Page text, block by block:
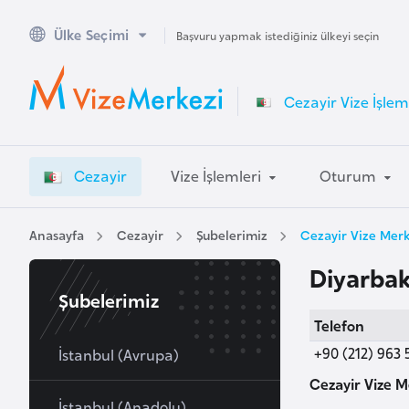
Ülke Seçimi Başvuru yapmak istediğiniz ülkeyi seçin
Cezayir Vize
Cezayir Vize İşlemleri Oturum
Anasayfa Cezayir Şubelerimiz Cezayir Vize
Telefon
+90 (212) 963
Cezayir Vize
Şubelerimiz
İstanbul (Avrupa)
A
u
s
a
l
A
u
s
t